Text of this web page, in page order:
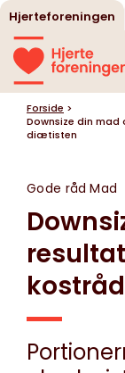
Hjerteforeningen
Forside >
Downsize din
diætisten
Gode råd Mad